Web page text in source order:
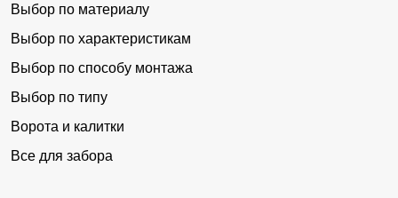
Выбор по материалу
Выбор по характеристикам
Выбор по способу монтажа
Выбор по типу
Ворота и калитки
Все для забора